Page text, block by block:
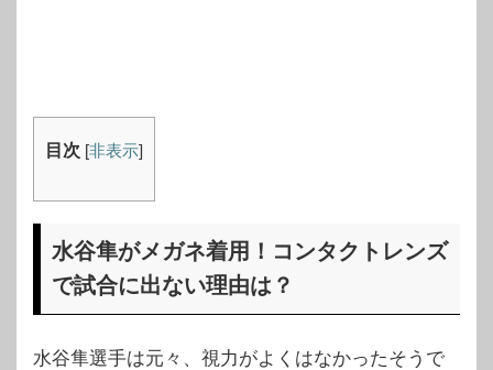
目次 [非表示]
水谷隼がメガネ着用！コンタクトレンズ
で試合に出ない理由は？
水谷隼選手は元々、視力がよくはなかったそうで